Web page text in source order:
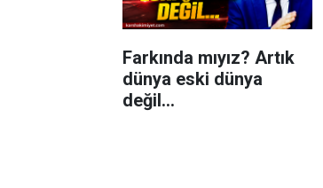
Farkında mıyız? Artık
dünya eski dünya
değil...